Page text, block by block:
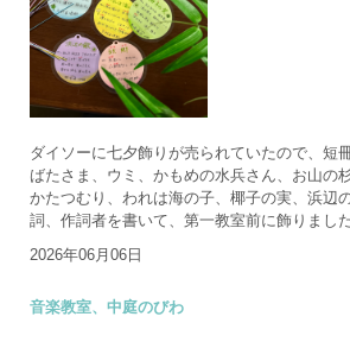
ダイソーに七夕飾りが売られていたので、短
ばたさま、ウミ、かもめの水兵さん、お山の
かたつむり、われは海の子、椰子の実、浜辺
詞、作詞者を書いて、第一教室前に飾りまし
2026年06月06日
音楽教室、中庭のびわ